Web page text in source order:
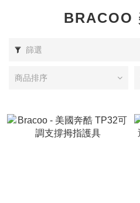
BRACOO
篩選
商品排序